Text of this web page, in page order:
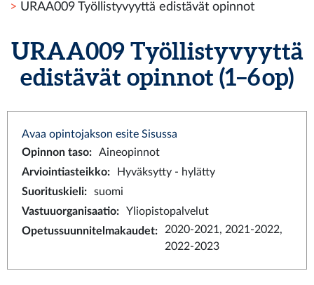
URAA009 Työllistyvyyttä edistävät opinnot
URAA009 Työllistyvyyttä
edistävät opinnot (1–6 op)
Avaa opintojakson esite Sisussa
Opinnon taso:
Aineopinnot
Arviointiasteikko:
Hyväksytty - hylätty
Suorituskieli:
suomi
Vastuuorganisaatio:
Yliopistopalvelut
Opetussuunnitelmakaudet:
2020-2021, 2021-2022,
2022-2023